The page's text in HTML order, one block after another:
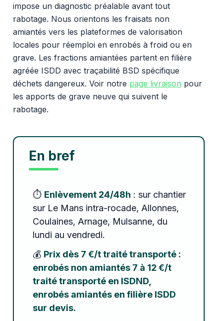
impose un diagnostic préalable avant tout
rabotage. Nous orientons les fraisats non
amiantés vers les plateformes de valorisation
locales pour réemploi en enrobés à froid ou en
grave. Les fractions amiantées partent en filière
agréée ISDD avec traçabilité BSD spécifique
déchets dangereux. Voir notre page livraison pour
les apports de grave neuve qui suivent le
rabotage.
En bref
⏱️ Enlèvement 24/48h : sur chantier
sur Le Mans intra-rocade, Allonnes,
Coulaines, Arnage, Mulsanne, du
lundi au vendredi.
💰 Prix dès 7 €/t traité transporté :
enrobés non amiantés 7 à 12 €/t
traité transporté en ISDND,
enrobés amiantés en filière ISDD
sur devis.